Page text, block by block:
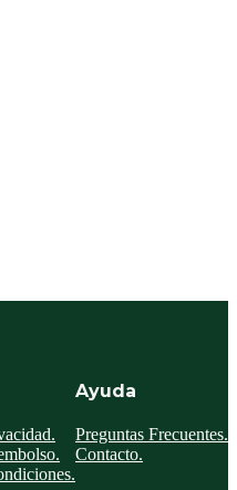
Ayuda
Preguntas Frecuentes.
Contacto.